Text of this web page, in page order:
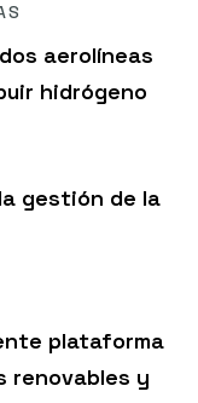
aerolíneas
hidrógeno
gestión de la
plataforma
renovables y